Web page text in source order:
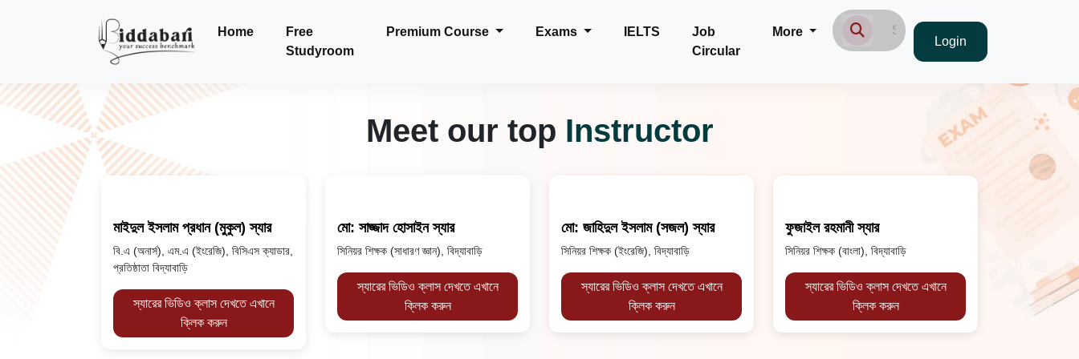
Home
Free
Studyroom
Premium Course Exams IELTS
Job
Circular
More
Login
Meet our top Instructor
মাইদুল ইসলাম প্রধান (মুকুল) স্যার
বি.এ (অনার্স), এম.এ (ইংরেজি), বিসিএস ক্যাডার,
প্রতিষ্ঠাতা বিদ্যাবাড়ি
স্যারের ভিডিও ক্লাস দেখতে এখানে
ক্লিক করুন
মো: সাজ্জাদ হোসাইন স্যার
সিনিয়র শিক্ষক (সাধারণ জ্ঞান), বিদ্যাবাড়ি
স্যারের ভিডিও ক্লাস দেখতে এখানে
ক্লিক করুন
মো: জাহিদুল ইসলাম (সজল) স্যার
সিনিয়র শিক্ষক (ইংরেজি), বিদ্যাবাড়ি
স্যারের ভিডিও ক্লাস দেখতে এখানে
ক্লিক করুন
ফুজাইল রহমানী স্যার
সিনিয়র শিক্ষক (বাংলা), বিদ্যাবাড়ি
স্যারের ভিডিও ক্লাস দেখতে এখানে
ক্লিক করুন